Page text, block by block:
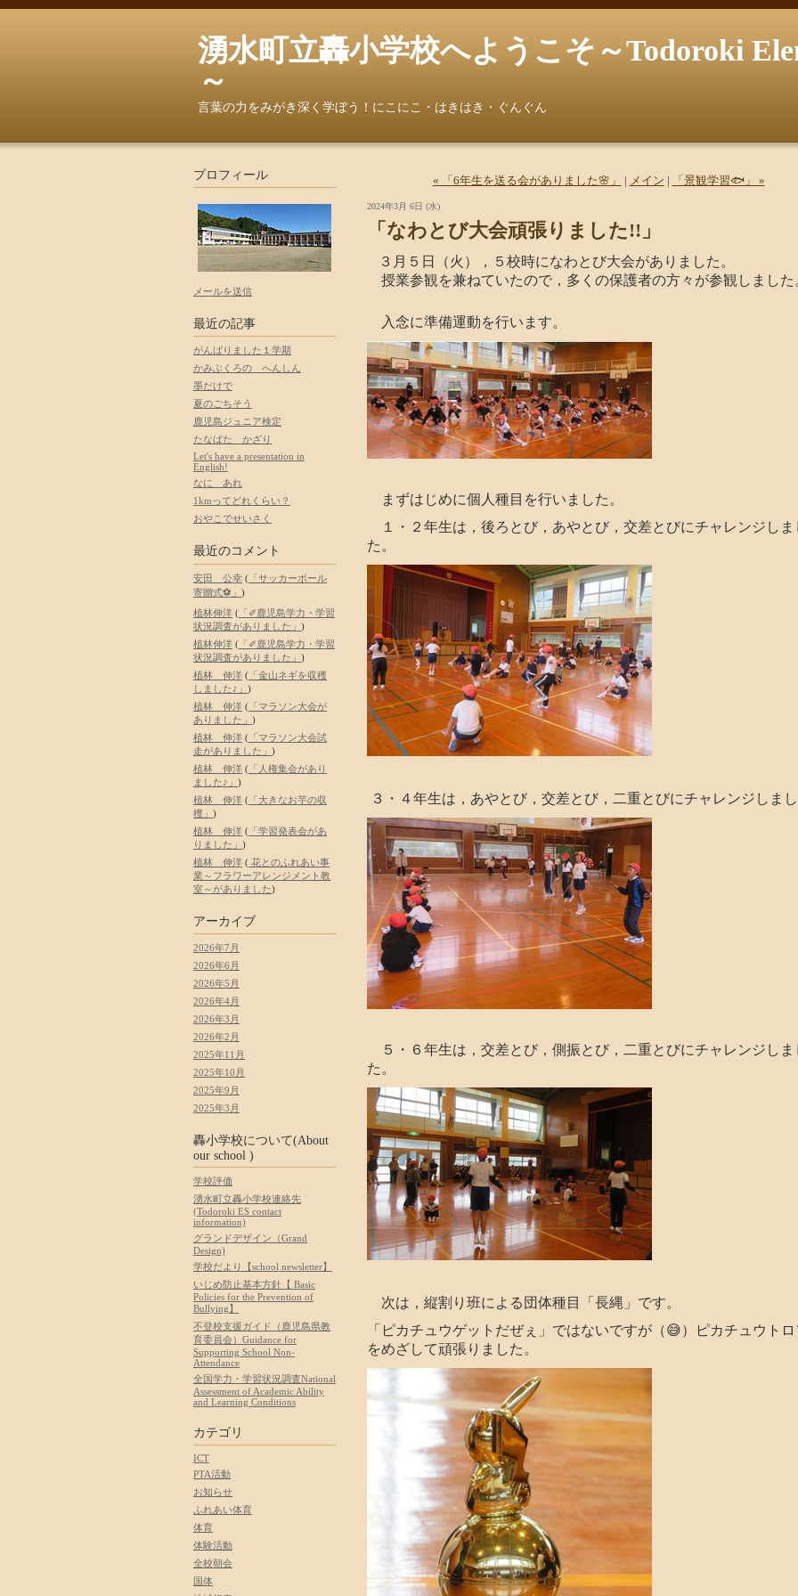
湧水町立轟小学校へようこそ～Todoroki
～
言葉の力をみがき深く学ぼう！にこにこ・はきはき・ぐんぐん
プロフィール
メールを送信
最近の記事
がんばりました１学期
かみぶくろの へんしん
墨だけで
夏のごちそう
鹿児島ジュニア検定
たなばた かざり
Let's have a presentation in
English!
なに あれ
1kmってどれくらい？
おやこでせいさく
最近のコメント
安田 公幸 ( 「サッカーボール
寄贈式⚽」 )
植林伸洋 ( 「✐鹿児島学力・学習
状況調査がありました」 )
植林伸洋 ( 「✐鹿児島学力・学習
状況調査がありました」 )
植林 伸洋 ( 「金山ネギを収穫
しました♪」 )
植林 伸洋 ( 「マラソン大会が
ありました」 )
植林 伸洋 ( 「マラソン大会試
走がありました」 )
植林 伸洋 ( 「人権集会があり
ました♪」 )
植林 伸洋 ( 「大きなお芋の収
穫」 )
植林 伸洋 ( 「学習発表会があ
りました」 )
植林 伸洋 ( 花とのふれあい事
業～フラワーアレンジメント教
室～がありました)
アーカイブ
2026年7月
2026年6月
2026年5月
2026年4月
2026年3月
2026年2月
2025年11月
2025年10月
2025年9月
2025年3月
轟小学校について(About
our school )
学校評価
湧水町立轟小学校連絡先
(Todoroki ES contact
information)
グランドデザイン（Grand
Design)
学校だより【school newsletter】
いじめ防止基本方針【 Basic
Policies for the Prevention of
Bullying】
不登校支援ガイド（鹿児島県教
育委員会）Guidance for
Supporting School Non-
Attendance
全国学力・学習状況調査National
Assessment of Academic Ability
and Learning Conditions
カテゴリ
ICT
PTA活動
お知らせ
ふれあい体育
体育
体験活動
全校朝会
国体
« 「6年生を送る会がありました🌸」 | メイン | 「景観学習🐟」 »
2024年3月 6日 (水)
「なわとび大会頑張りました!!」
３月５日（火），５校時になわとび大会がありました。
授業参観を兼ねていたので，多くの保護者の方々が参観しました
入念に準備運動を行います。
まずはじめに個人種目を行いました。
１・２年生は，後ろとび，あやとび，交差とびにチャレンジしま
た。
３・４年生は，あやとび，交差とび，二重とびにチャレンジしま
５・６年生は，交差とび，側振とび，二重とびにチャレンジしま
た。
次は，縦割り班による団体種目「長縄」です。
「ピカチュウゲットだぜぇ」ではないですが（😅）ピカチュウト
をめざして頑張りました。